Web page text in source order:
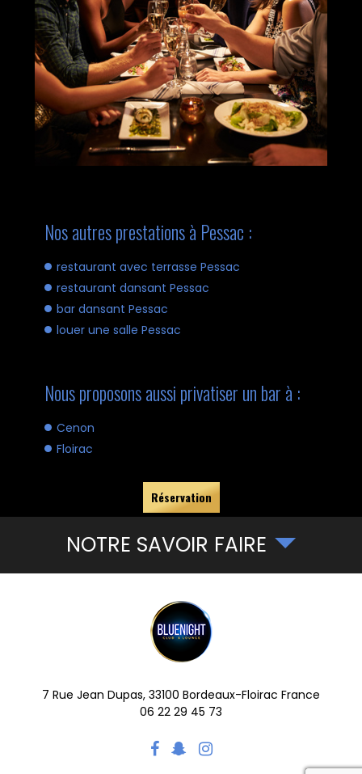
Nos autres prestations à Pessac :
restaurant avec terrasse Pessac
restaurant dansant Pessac
bar dansant Pessac
louer une salle Pessac
Nous proposons aussi privatiser un bar à :
Cenon
Floirac
Réservation
NOTRE SAVOIR FAIRE
7 Rue Jean Dupas, 33100 Bordeaux-Floirac France
06 22 29 45 73